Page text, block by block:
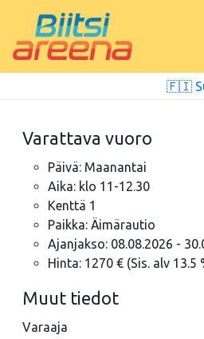
🇫🇮
Varattava vuoro
Päivä: Maanantai
Aika: klo 11-12.30
Kenttä 1
Paikka: Äimärautio
Ajanjakso: 08.08.2026 -
Hinta: 1270 € (Sis. alv 13.5
Muut tiedot
Varaaja